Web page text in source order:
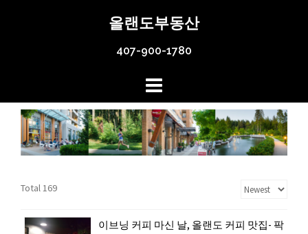
올랜도부동산
407-900-1780
Total 169
이브닝 커피 마신 날, 올랜도 커피 맛집- 팍